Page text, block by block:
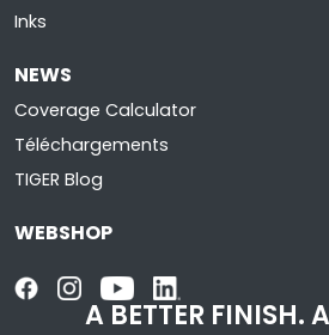
Inks
NEWS
Coverage Calculator
Téléchargements
TIGER Blog
WEBSHOP
A BETTER FINISH.